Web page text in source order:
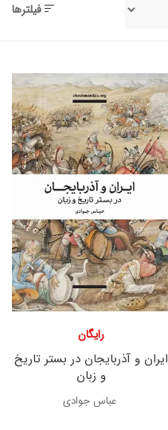
فیلترها
ایران و آذربایجان در بستر تاریخ
و زبان
رایگان
عباس جوادی